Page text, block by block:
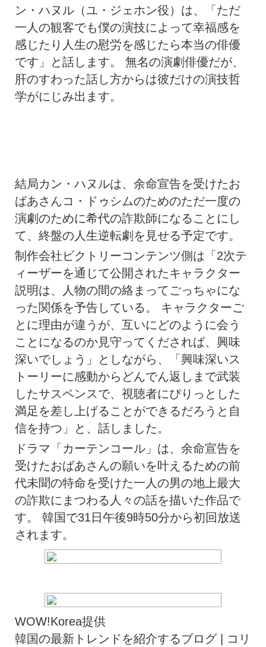
ン・ハヌル（ユ・ジェホン役）は、「ただ
一人の観客でも僕の演技によって幸福感を
感じたり人生の慰労を感じたら本当の俳優
です」と話します。 無名の演劇俳優だが、
肝のすわった話し方からは彼だけの演技哲
学がにじみ出ます。
結局カン・ハヌルは、余命宣告を受けたお
ばあさんコ・ドゥシムのためのただ一度の
演劇のために希代の詐欺師になることにし
て、終盤の人生逆転劇を見せる予定です。
制作会社ビクトリーコンテンツ側は「2次テ
ィーザーを通じて公開されたキャラクター
説明は、人物の間の絡まってごっちゃにな
った関係を予告している。 キャラクターご
とに理由が違うが、互いにどのように会う
ことになるのか見守ってくだされば、興味
深いでしょう」としながら、「興味深いス
トーリーに感動からどんでん返しまで武装
したサスペンスで、視聴者にぴりっとした
満足を差し上げることができるだろうと自
信を持つ」と、話しました。
ドラマ「カーテンコール」は、余命宣告を
受けたおばあさんの願いを叶えるための前
代未聞の特命を受けた一人の男の地上最大
の詐欺にまつわる人々の話を描いた作品で
す。 韓国で31日午後9時50分から初回放送
されます。
WOW!Korea提供
韓国の最新トレンドを紹介するブログ | コリ